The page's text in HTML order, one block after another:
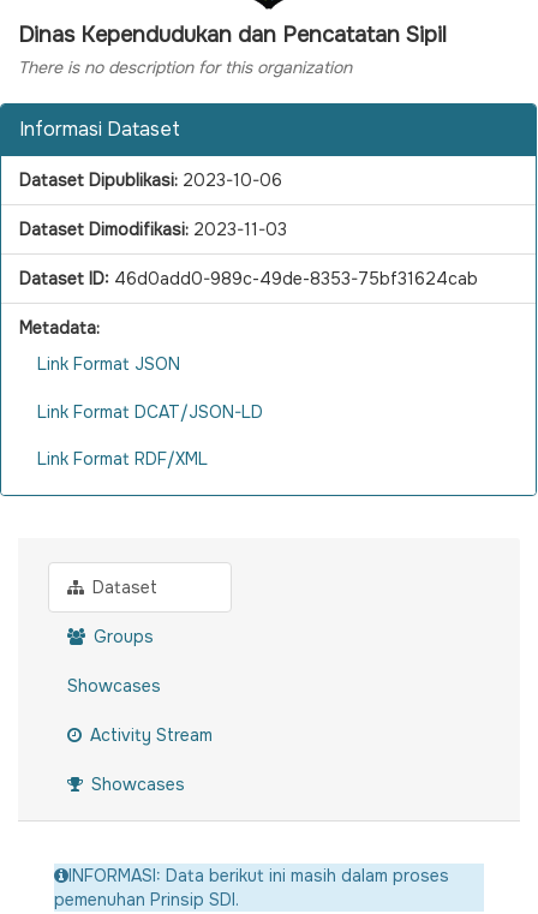
Dinas Kependudukan dan Pencatatan Sipil
There is no description for this organization
Informasi Dataset
Dataset Dipublikasi: 2023-10-06
Dataset Dimodifikasi: 2023-11-03
Dataset ID: 46d0add0-989c-49de-8353-75bf31624cab
Metadata:
Link Format JSON
Link Format DCAT/JSON-LD
Link Format RDF/XML
Dataset
Groups
Showcases
Activity Stream
Showcases
INFORMASI: Data berikut ini masih dalam proses
pemenuhan Prinsip SDI.